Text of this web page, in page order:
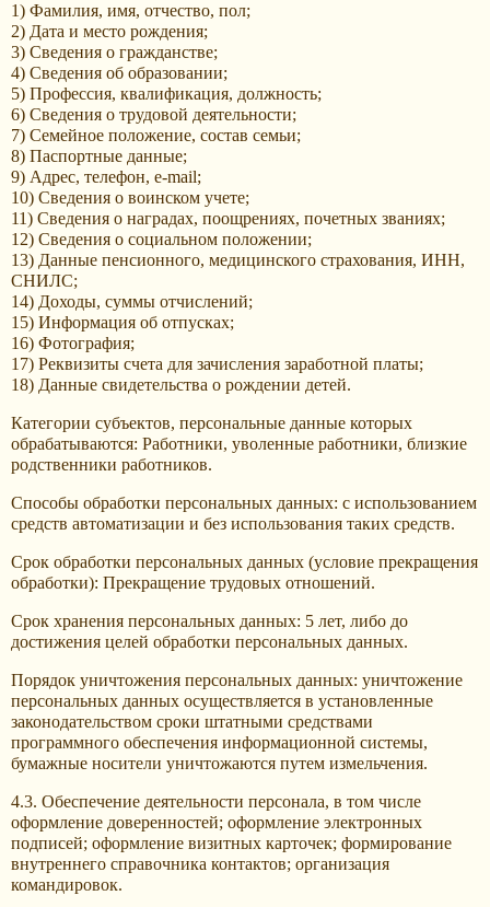
1) Фамилия, имя, отчество, пол;
2) Дата и место рождения;
3) Сведения о гражданстве;
4) Сведения об образовании;
5) Профессия, квалификация, должность;
6) Сведения о трудовой деятельности;
7) Семейное положение, состав семьи;
8) Паспортные данные;
9) Адрес, телефон, e-mail;
10) Сведения о воинском учете;
11) Сведения о наградах, поощрениях, почетных званиях;
12) Сведения о социальном положении;
13) Данные пенсионного, медицинского страхования, ИНН,
СНИЛС;
14) Доходы, суммы отчислений;
15) Информация об отпусках;
16) Фотография;
17) Реквизиты счета для зачисления заработной платы;
18) Данные свидетельства о рождении детей.
Категории субъектов, персональные данные которых
обрабатываются: Работники, уволенные работники, близкие
родственники работников.
Способы обработки персональных данных: с использованием
средств автоматизации и без использования таких средств.
Срок обработки персональных данных (условие прекращения
обработки): Прекращение трудовых отношений.
Срок хранения персональных данных: 5 лет, либо до
достижения целей обработки персональных данных.
Порядок уничтожения персональных данных: уничтожение
персональных данных осуществляется в установленные
законодательством сроки штатными средствами
программного обеспечения информационной системы,
бумажные носители уничтожаются путем измельчения.
4.3. Обеспечение деятельности персонала, в том числе
оформление доверенностей; оформление электронных
подписей; оформление визитных карточек; формирование
внутреннего справочника контактов; организация
командировок.